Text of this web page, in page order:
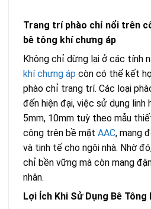
Trang trí phào chỉ nổi trên
bê tông khí chưng áp
Không chỉ dừng lại ở các tính
khí chưng áp còn có thể kết
phào chỉ trang trí. Các loại
đến hiện đại, việc sử dụng linh
5mm, 10mm tuỳ theo mẫu
công trên bề mặt AAC, mang
và tinh tế cho ngôi nhà. Nhờ
chỉ bền vững mà còn mang
nhân.
Lợi Ích Khi Sử Dụng Bê